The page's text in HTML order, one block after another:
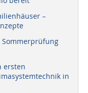
–
ersten
in